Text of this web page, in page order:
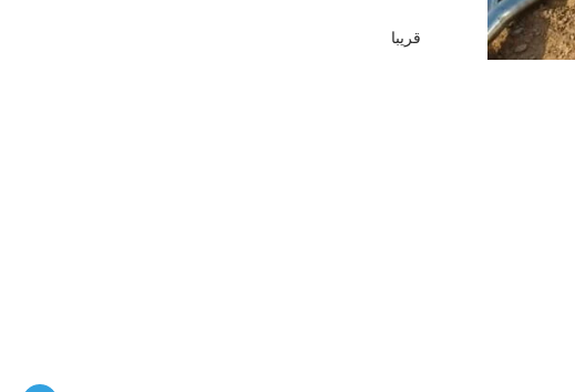
م
ق
قريبا